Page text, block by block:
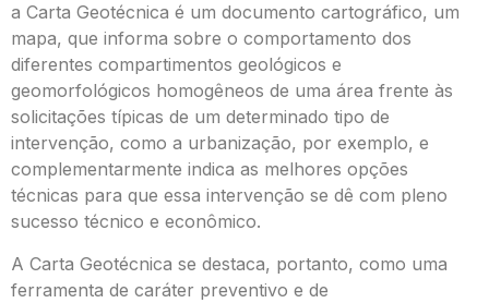
a Carta Geotécnica é um documento cartográfico, um
mapa, que informa sobre o comportamento dos
diferentes compartimentos geológicos e
geomorfológicos homogêneos de uma área frente às
solicitações típicas de um determinado tipo de
intervenção, como a urbanização, por exemplo, e
complementarmente indica as melhores opções
técnicas para que essa intervenção se dê com pleno
sucesso técnico e econômico.
A Carta Geotécnica se destaca, portanto, como uma
ferramenta de caráter preventivo e de